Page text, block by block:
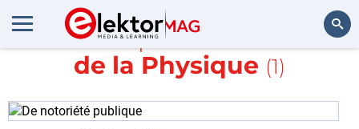
En savoir plus sur
Histoire
de la Physique (1)